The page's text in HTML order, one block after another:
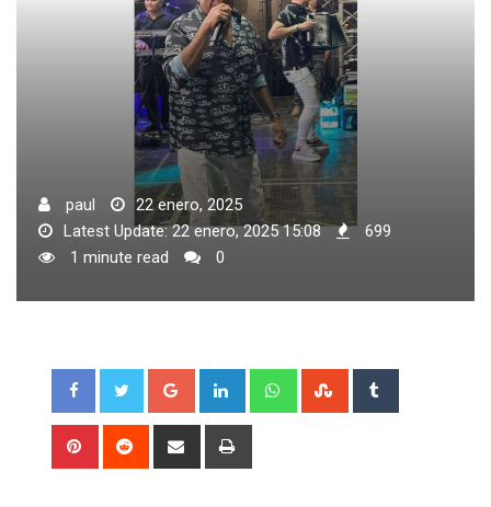
paul
22 enero, 2025
Latest Update: 22 enero, 2025 15:08
699
1 minute read
0
Google+ LinkedIn WhatsappStumbleUpon
Pinterest Reddit
Share